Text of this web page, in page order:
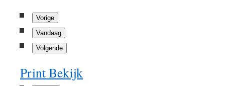
Vorige
Vandaag
Volgende
PrintBekijk